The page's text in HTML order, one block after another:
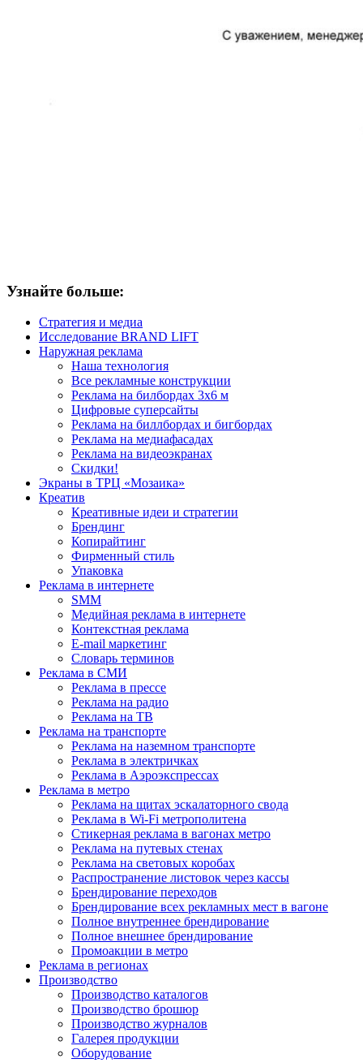
Узнайте больше:
Стратегия и медиа
Исследование BRAND LIFT
Наружная реклама
Наша технология
Все рекламные конструкции
Реклама на билбордах 3х6 м
Цифровые суперсайты
Реклама на биллбордах и бигбордах
Реклама на медиафасадах
Реклама на видеоэкранах
Скидки!
Экраны в ТРЦ «Мозаика»
Креатив
Креативные идеи и стратегии
Брендинг
Копирайтинг
Фирменный стиль
Упаковка
Реклама в интернете
SMM
Медийная реклама в интернете
Контекстная реклама
E-mail маркетинг
Словарь терминов
Реклама в СМИ
Реклама в прессе
Реклама на радио
Реклама на ТВ
Реклама на транспорте
Реклама на наземном транспорте
Реклама в электричках
Реклама в Аэроэкспрессах
Реклама в метро
Реклама на щитах эскалаторного свода
Реклама в Wi-Fi метрополитена
Стикерная реклама в вагонах метро
Реклама на путевых стенах
Реклама на световых коробах
Распространение листовок через кассы
Брендирование переходов
Брендирование всех рекламных мест в вагоне
Полное внутреннее брендирование
Полное внешнее брендирование
Промоакции в метро
Реклама в регионах
Производство
Производство каталогов
Производство брошюр
Производство журналов
Галерея продукции
Оборудование